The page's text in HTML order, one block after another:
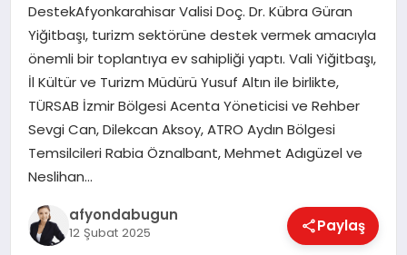
EKONOMI
MAGAZIN
SAĞLIK
DestekAfyonkarahisar Valisi Doç. Dr. Kübra Güran
Yiğitbaşı, turizm sektörüne destek vermek amacıyla
önemli bir toplantıya ev sahipliği yaptı. Vali Yiğitbaşı,
İl Kültür ve Turizm Müdürü Yusuf Altın ile birlikte,
TÜRSAB İzmir Bölgesi Acenta Yöneticisi ve Rehber
Sevgi Can, Dilekcan Aksoy, ATRO Aydın Bölgesi
Temsilcileri Rabia Öznalbant, Mehmet Adıgüzel ve
Neslihan…
afyondabugun
12 Şubat 2025 Paylaş